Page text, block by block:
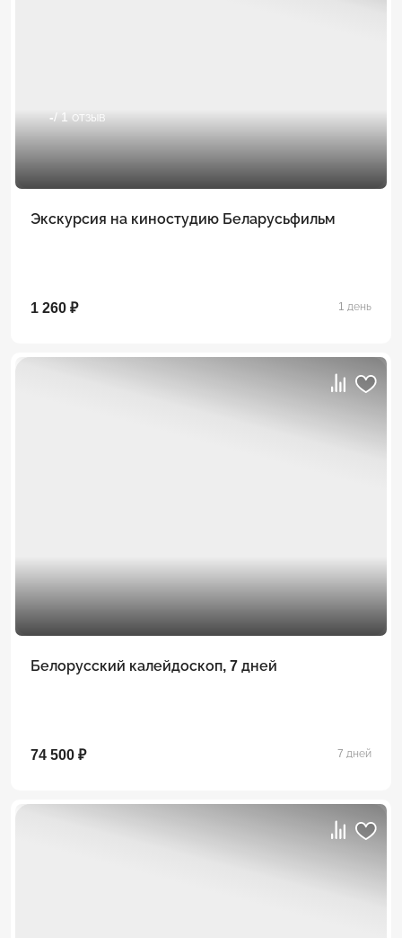
-/ 1 отзыв
Экскурсия на киностудию Беларусьфильм
1 260 ₽ 1 день
Белорусский калейдоскоп, 7 дней
74 500 ₽ 7 дней